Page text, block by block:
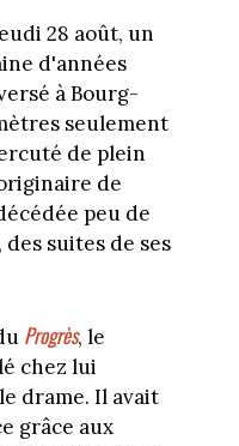
28 août, un
d'années
à Bourg-
seulement
de plein
de
peu de
suites de ses
Progrès, le
chez lui
drame. Il avait
grâce aux